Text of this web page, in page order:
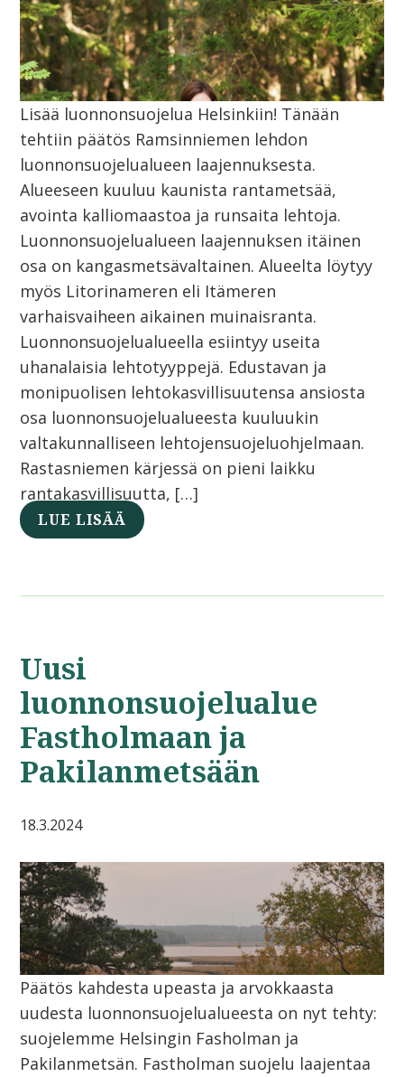
Lisää luonnonsuojelua Helsinkiin! Tänään
tehtiin päätös Ramsinniemen lehdon
luonnonsuojelualueen laajennuksesta.
Alueeseen kuuluu kaunista rantametsää,
avointa kalliomaastoa ja runsaita lehtoja.
Luonnonsuojelualueen laajennuksen itäinen
osa on kangasmetsävaltainen. Alueelta löytyy
myös Litorinameren eli Itämeren
varhaisvaiheen aikainen muinaisranta.
Luonnonsuojelualueella esiintyy useita
uhanalaisia lehtotyyppejä. Edustavan ja
monipuolisen lehtokasvillisuutensa ansiosta
osa luonnonsuojelualueesta kuuluukin
valtakunnalliseen lehtojensuojeluohjelmaan.
Rastasniemen kärjessä on pieni laikku
rantakasvillisuutta, […]
LUE LISÄÄ
Uusi
luonnonsuojelualue
Fastholmaan ja
Pakilanmetsään
18.3.2024
Päätös kahdesta upeasta ja arvokkaasta
uudesta luonnonsuojelualueesta on nyt tehty:
suojelemme Helsingin Fasholman ja
Pakilanmetsän. Fastholman suojelu laajentaa